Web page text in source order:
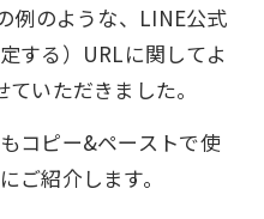
例のような、LINE公式
する）URLに関してよ
いただきました。
コピー&ペーストで使
ご紹介します。